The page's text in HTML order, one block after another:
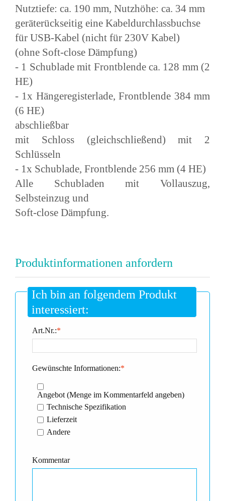
Nutztiefe: ca. 190 mm, Nutzhöhe: ca. 34 mm
geräterückseitig eine Kabeldurchlassbuchse
für USB-Kabel (nicht für 230V Kabel)
(ohne Soft-close Dämpfung)
- 1 Schublade mit Frontblende ca. 128 mm (2
HE)
- 1x Hängeregisterlade, Frontblende 384 mm
(6 HE)
abschließbar
mit Schloss (gleichschließend) mit 2
Schlüsseln
- 1x Schublade, Frontblende 256 mm (4 HE)
Alle Schubladen mit Vollauszug,
Selbsteinzug und
Soft-close Dämpfung.
Produktinformationen anfordern
Ich bin an folgendem Produkt
interessiert:
*
Art.Nr.:
*
Gewünschte Informationen:
Angebot (Menge im Kommentarfeld angeben)
Technische Spezifikation
Lieferzeit
Andere
Kommentar